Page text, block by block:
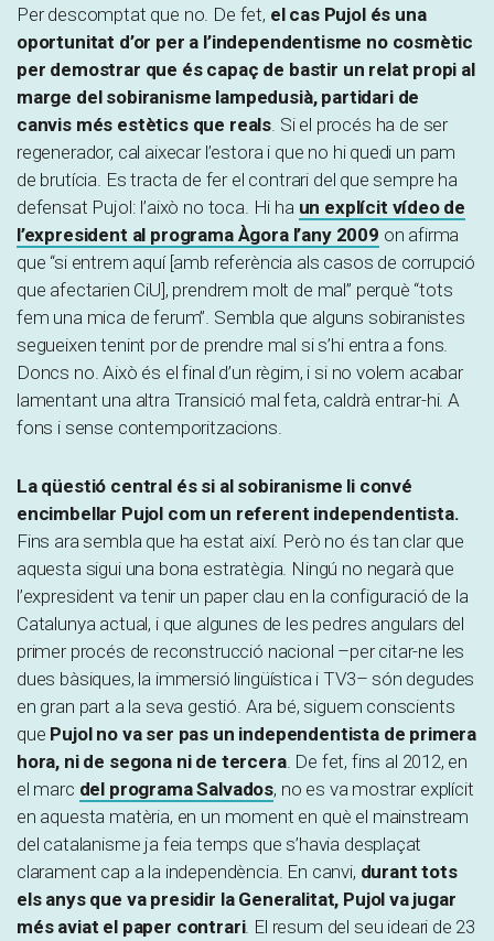
Per descomptat que no. De fet, el cas Pujol és una
oportunitat d’or per a l’independentisme no cosmètic
per demostrar que és capaç de bastir un relat propi al
marge del sobiranisme lampedusià, partidari de
canvis més estètics que reals. Si el procés ha de ser
regenerador, cal aixecar l’estora i que no hi quedi un pam
de brutícia. Es tracta de fer el contrari del que sempre ha
defensat Pujol: l’això no toca. Hi ha un explícit vídeo de
l’expresident al programa Àgora l’any 2009 on afirma
que “si entrem aquí [amb referència als casos de corrupció
que afectarien CiU], prendrem molt de mal” perquè “tots
fem una mica de ferum”. Sembla que alguns sobiranistes
segueixen tenint por de prendre mal si s’hi entra a fons.
Doncs no. Això és el final d’un règim, i si no volem acabar
lamentant una altra Transició mal feta, caldrà entrar-hi. A
fons i sense contemporitzacions.
La qüestió central és si al sobiranisme li convé
encimbellar Pujol com un referent independentista.
Fins ara sembla que ha estat així. Però no és tan clar que
aquesta sigui una bona estratègia. Ningú no negarà que
l’expresident va tenir un paper clau en la configuració de la
Catalunya actual, i que algunes de les pedres angulars del
primer procés de reconstrucció nacional –per citar-ne les
dues bàsiques, la immersió lingüística i TV3– són degudes
en gran part a la seva gestió. Ara bé, siguem conscients
que Pujol no va ser pas un independentista de primera
hora, ni de segona ni de tercera. De fet, fins al 2012, en
el marc del programa Salvados, no es va mostrar explícit
en aquesta matèria, en un moment en què el mainstream
del catalanisme ja feia temps que s’havia desplaçat
clarament cap a la independència. En canvi, durant tots
els anys que va presidir la Generalitat, Pujol va jugar
més aviat el paper contrari. El resum del seu ideari de 23